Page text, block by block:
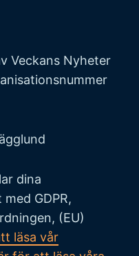
Veckans Nyheter
dina
GDPR,
(EU)
läsa vår